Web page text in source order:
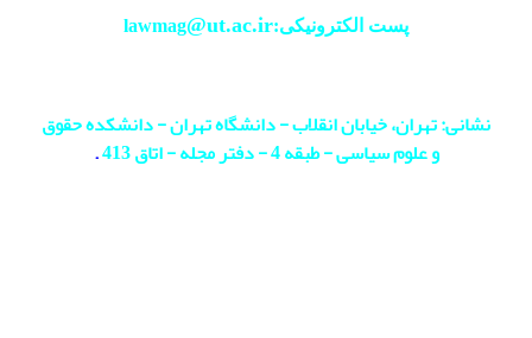
پست الکترونیکی:lawmag@ut.ac.ir
نشانی: تهران، خیابان انقلاب - دانشگاه تهران - دانشکده حقوق
و علوم سیاسی - طبقه 4 - دفتر مجله - اتاق 413
.